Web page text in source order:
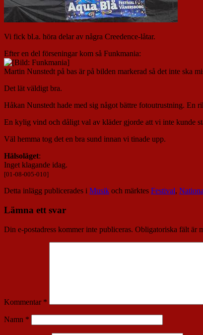
Vi fick bl.a. höra delar av några Creedence-låtar.
Efter en del förseningar kom så Funkmania:
Martin Nunstedt på bas är på bilden markerad så det inte ska
Det lät väldigt bra.
Håkan Nunstedt hade med sig något bättre fotoutrustning. En
En kylig vind och dåligt val av kläder gjorde att vi inte kunde
Väl hemma tog det en bra sund innan vi tinade upp.
Hälsoläget:
Inget klagande idag.
[01-08-005-010]
Detta inlägg publicerades i Musik och märktes Festival,
Lämna ett svar
Din e-postadress kommer inte publiceras. Obligatoriska fält är
Kommentar *
Namn *